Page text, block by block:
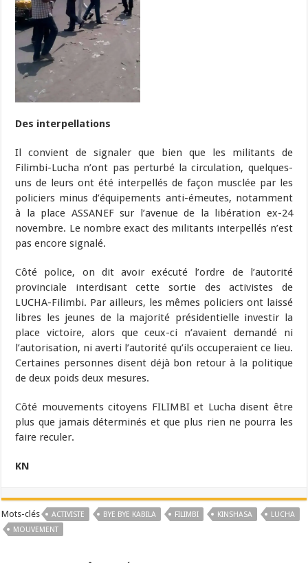
Des interpellations
Il convient de signaler que bien que les militants de
Filimbi-Lucha n’ont pas perturbé la circulation, quelques-
uns de leurs ont été interpellés de façon musclée par les
policiers minus d’équipements anti-émeutes, notamment
à la place ASSANEF sur l’avenue de la libération ex-24
novembre. Le nombre exact des militants interpellés n’est
pas encore signalé.
Côté police, on dit avoir exécuté l’ordre de l’autorité
provinciale interdisant cette sortie des activistes de
LUCHA-Filimbi. Par ailleurs, les mêmes policiers ont laissé
libres les jeunes de la majorité présidentielle investir la
place victoire, alors que ceux-ci n’avaient demandé ni
l’autorisation, ni averti l’autorité qu’ils occuperaient ce lieu.
Certaines personnes disent déjà bon retour à la politique
de deux poids deux mesures.
Côté mouvements citoyens FILIMBI et Lucha disent être
plus que jamais déterminés et que plus rien ne pourra les
faire reculer.
KN
Mots-clés ACTIVISTE BYE BYE KABILA FILIMBI KINSHASA
LUCHA
MOUVEMENT